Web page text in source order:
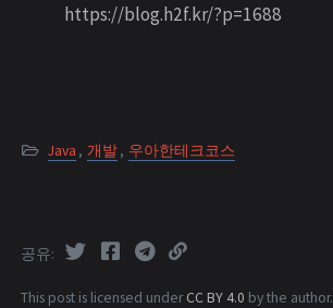
https://blog.h2f.kr/?p=1688
Java , 개발, 우아한테크코스
This post is licensed underCC BY 4.0 by the author.
공유